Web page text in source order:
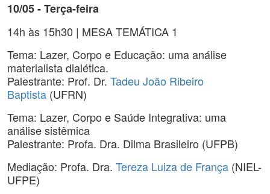
10/05 - Terça-feira
14h às 15h30 | MESA TEMÁTICA 1
Tema: Lazer, Corpo e Educação: uma análise
materialista dialética.
Palestrante: Prof. Dr. Tadeu João Ribeiro
Baptista (UFRN)
Tema: Lazer, Corpo e Saúde Integrativa: uma
análise sistêmica
Palestrante: Profa. Dra. Dilma Brasileiro (UFPB)
Mediação: Profa. Dra. Tereza Luiza de França (NIEL-
UFPE)